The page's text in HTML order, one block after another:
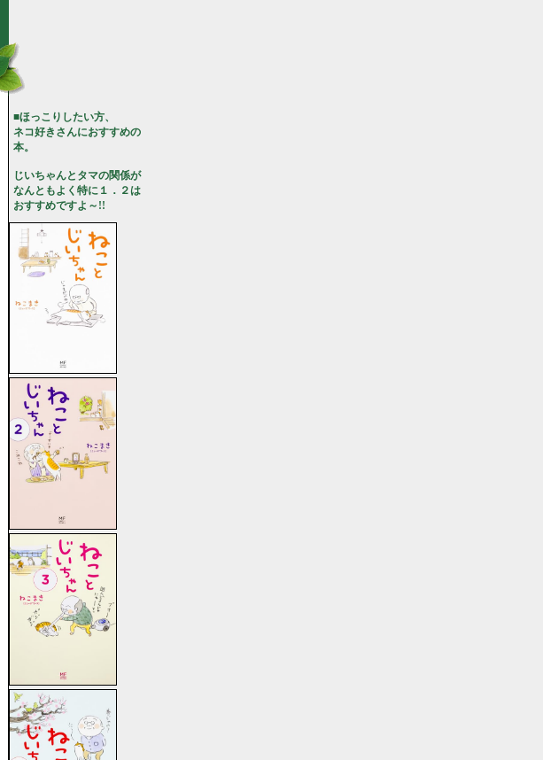
■ほっこりしたい方、
ネコ好きさんにおすすめの
本。
じいちゃんとタマの関係が
なんともよく特に１．２は
おすすめですよ～!!